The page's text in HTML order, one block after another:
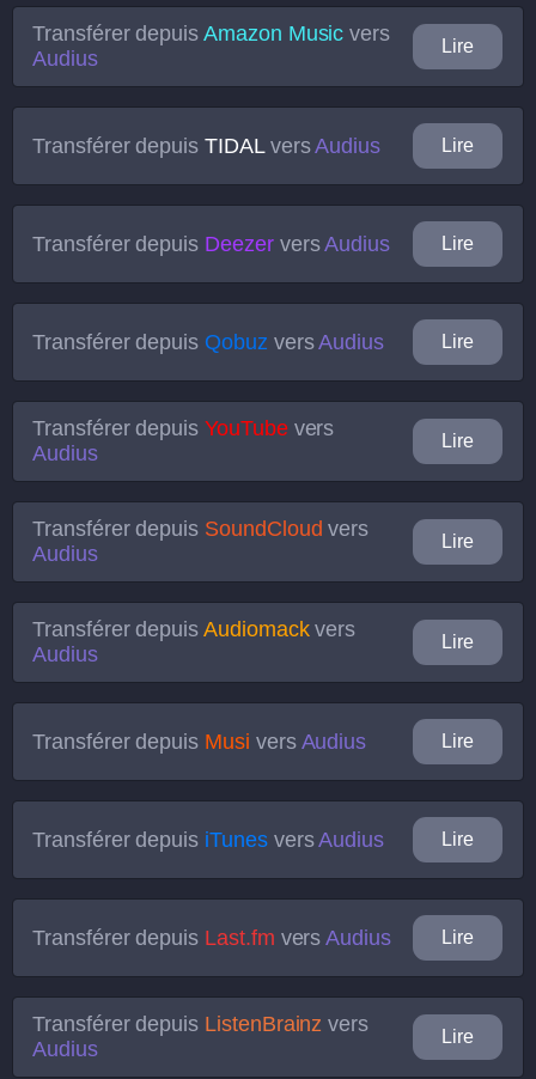
Transférer depuisAmazon Music vers
Audius
Lire
Transférer depuisTIDALversAudius Lire
Transférer depuis DeezerversAudius Lire
Transférer depuis Qobuz versAudius Lire
Transférer depuisYouTubevers
Audius
Lire
Transférer depuis SoundCloud vers
Audius
Lire
Transférer depuisAudiomackvers
Audius
Lire
Transférer depuis Musi vers Audius Lire
Transférer depuis iTunesversAudius Lire
Transférer depuis Last.fm versAudius Lire
Transférer depuis ListenBrainz vers
Audius
Lire